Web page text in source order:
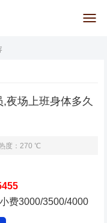
夜场上班身体多久
度：270 ℃
费3000/3500/4000